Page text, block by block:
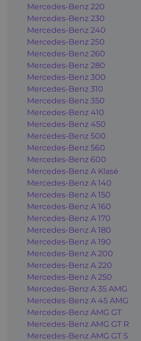
Mercedes-Benz 220
Mercedes-Benz 230
Mercedes-Benz 240
Mercedes-Benz 250
Mercedes-Benz 260
Mercedes-Benz 280
Mercedes-Benz 300
Mercedes-Benz 310
Mercedes-Benz 350
Mercedes-Benz 410
Mercedes-Benz 450
Mercedes-Benz 500
Mercedes-Benz 560
Mercedes-Benz 600
Mercedes-Benz A Klasė
Mercedes-Benz A 140
Mercedes-Benz A 150
Mercedes-Benz A 160
Mercedes-Benz A 170
Mercedes-Benz A 180
Mercedes-Benz A 190
Mercedes-Benz A 200
Mercedes-Benz A 220
Mercedes-Benz A 250
Mercedes-Benz A 35 AMG
Mercedes-Benz A 45 AMG
Mercedes-Benz AMG GT
Mercedes-Benz AMG GT R
Mercedes-Benz AMG GT S